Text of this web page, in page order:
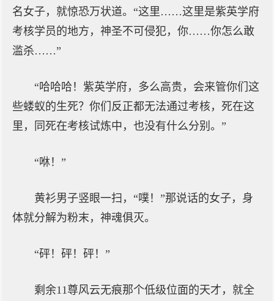
名女子，就惊恐万状道。“这里……这里是紫英学府
考核学员的地方，神圣不可侵犯，你……你怎么敢
滥杀……”
“哈哈哈！紫英学府，多么高贵，会来管你们这
些蝼蚁的生死？你们反正都无法通过考核，死在这
里，同死在考核试炼中，也没有什么分别。”
“咻！”
黄衫男子竖眼一扫，“噗！”那说话的女子，身
体就分解为粉末，神魂俱灭。
“砰！砰！砰！”
剩余11尊风云无痕那个低级位面的天才，就全